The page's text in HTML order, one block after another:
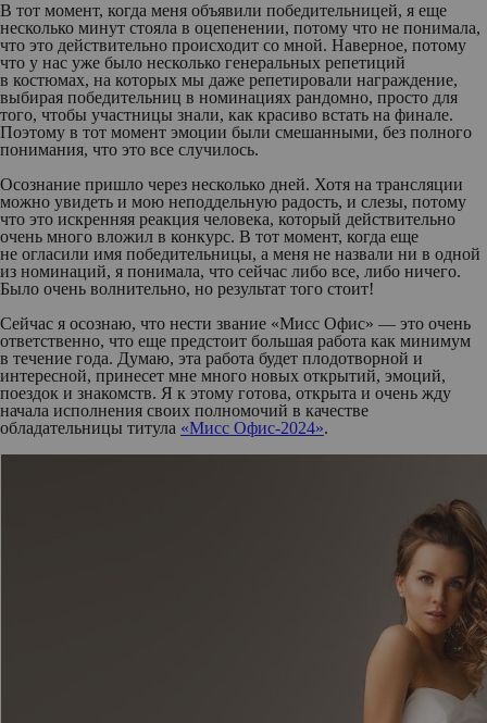
В тот момент, когда меня объявили победительницей, я еще
несколько минут стояла в оцепенении, потому что не понимала,
что это действительно происходит со мной. Наверное, потому
что у нас уже было несколько генеральных репетиций
в костюмах, на которых мы даже репетировали награждение,
выбирая победительниц в номинациях рандомно, просто для
того, чтобы участницы знали, как красиво встать на финале.
Поэтому в тот момент эмоции были смешанными, без полного
понимания, что это все случилось.
Осознание пришло через несколько дней. Хотя на трансляции
можно увидеть и мою неподдельную радость, и слезы, потому
что это искренняя реакция человека, который действительно
очень много вложил в конкурс. В тот момент, когда еще
не огласили имя победительницы, а меня не назвали ни в одной
из номинаций, я понимала, что сейчас либо все, либо ничего.
Было очень волнительно, но результат того стоит!
Сейчас я осознаю, что нести звание «Мисс Офис» — это очень
ответственно, что еще предстоит большая работа как минимум
в течение года. Думаю, эта работа будет плодотворной и
интересной, принесет мне много новых открытий, эмоций,
поездок и знакомств. Я к этому готова, открыта и очень жду
начала исполнения своих полномочий в качестве
обладательницы титула «Мисс Офис-2024».